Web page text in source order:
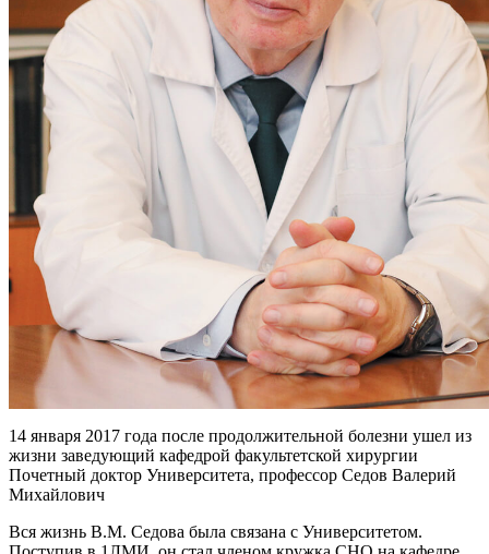
14 января 2017 года после продолжительной болезни ушел из
жизни заведующий кафедрой факультетской хирургии
Почетный доктор Университета, профессор Седов Валерий
Михайлович
Вся жизнь В.М. Седова была связана с Университетом.